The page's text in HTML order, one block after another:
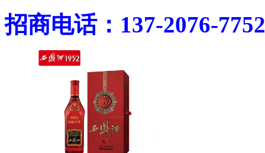
招商电话：137-2076-7752